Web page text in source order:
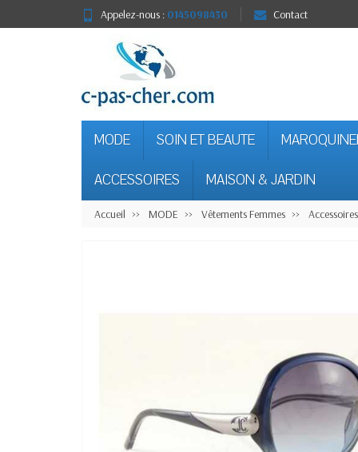
Appelez-nous : 0145098430 Contact
MODE SOIN ET BEAUTE
ACCESSOIRES MAISON & JARDIN
Accueil MODE Vêtements Femmes